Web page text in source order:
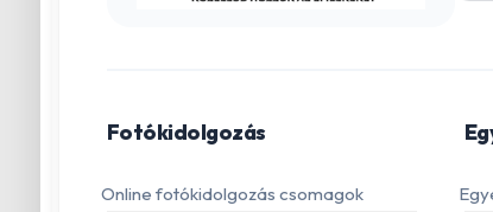
Fotókidolgozás
Online fotókidolgozás csomagok